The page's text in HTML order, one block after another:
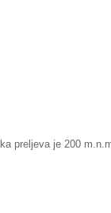
preljeva je 200